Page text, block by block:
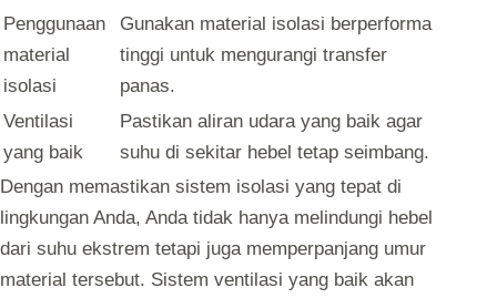
Penggunaan
material
isolasi
Gunakan material isolasi berperforma
tinggi untuk mengurangi transfer
panas.
Ventilasi
yang baik
Pastikan aliran udara yang baik agar
suhu di sekitar hebel tetap seimbang.
Dengan memastikan sistem isolasi yang tepat di
lingkungan Anda, Anda tidak hanya melindungi hebel
dari suhu ekstrem tetapi juga memperpanjang umur
material tersebut. Sistem ventilasi yang baik akan